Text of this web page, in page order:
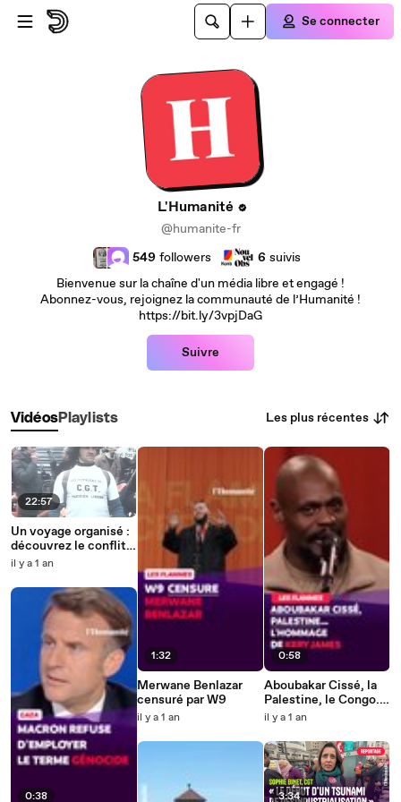
Passer au contenu principal
Se connecter
L'Humanité
@humanite-fr
549 followers 6 suivis
Bienvenue sur la chaîne d'un média libre et engagé !
Abonnez-vous, rejoignez la communauté de l’Humanité !
https://bit.ly/3vpjDaG
Suivre
VidéosPlaylists Les plus récentes
22:57
Un voyage organisé :
découvrez le conflit
du « Parisien Libéré »
il y a 1 an
0:38
1:32
Merwane Benlazar
censuré par W9
il y a 1 an
0:58
Aboubakar Cissé, la
Palestine, le Congo...
l'hommage de Kery
des Flammes
il y a 1 an
3:34